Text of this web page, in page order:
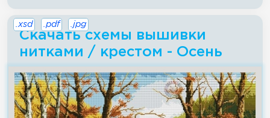
Скачать схемы вышивки
нитками / крестом - Осень
.xsd .pdf .jpg